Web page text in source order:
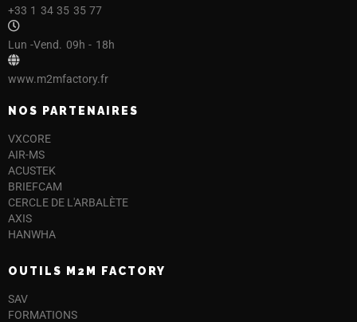
+33 1 34 35 35 77
Lun -Vend. 09h - 18h
www.m2mfactory.fr
NOS PARTENAIRES
VXCORE
AIR-MS
ACUSTEK
BRIEFCAM
CERCLE DE L'ARBALÈTE
AXIS
HANWHA
OUTILS M2M FACTORY
SAV
FORMATIONS